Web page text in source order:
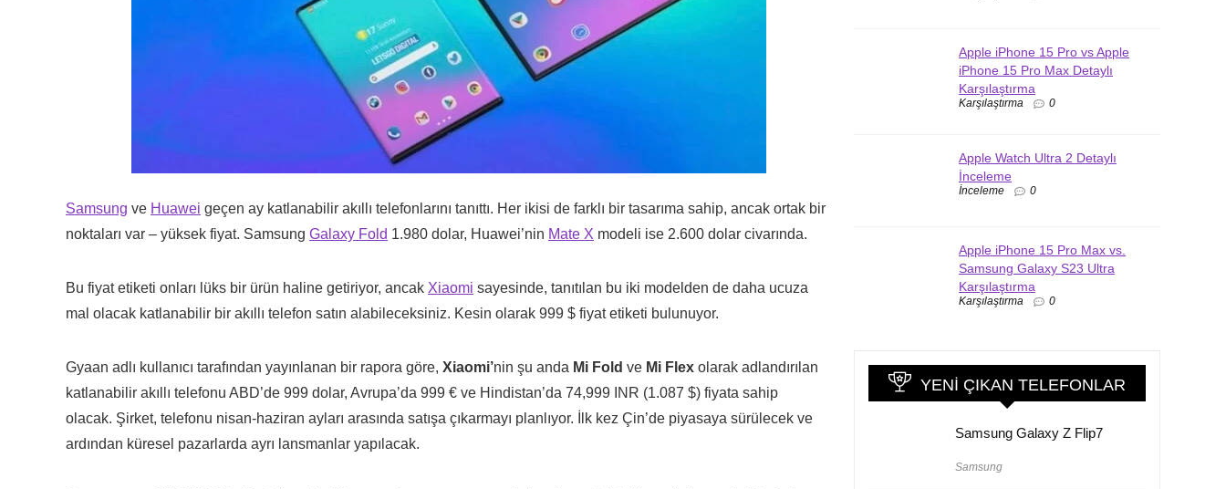
Samsung ve Huawei geçen ay katlanabilir akıllı telefonlarını tanıttı. Her ikisi de farklı bir tasarıma sahip, ancak ortak bir
noktaları var – yüksek fiyat. Samsung Galaxy Fold 1.980 dolar, Huawei’nin Mate X modeli ise 2.600 dolar civarında.
Bu fiyat etiketi onları lüks bir ürün haline getiriyor, ancak Xiaomi sayesinde, tanıtılan bu iki modelden de daha ucuza
mal olacak katlanabilir bir akıllı telefon satın alabileceksiniz. Kesin olarak 999 $ fiyat etiketi bulunuyor.
Gyaan adlı kullanıcı tarafından yayınlanan bir rapora göre, Xiaomi’nin şu anda Mi Fold ve Mi Flex olarak adlandırılan
katlanabilir akıllı telefonu ABD’de 999 dolar, Avrupa’da 999 € ve Hindistan’da 74,999 INR (1.087 $) fiyata sahip
olacak. Şirket, telefonu nisan-haziran ayları arasında satışa çıkarmayı planlıyor. İlk kez Çin’de piyasaya sürülecek ve
ardından küresel pazarlarda ayrı lansmanlar yapılacak.
Apple iPhone 15 Pro vs Apple
iPhone 15 Pro Max Detaylı
Karşılaştırma
Karşılaştırma 0
Apple Watch Ultra 2 Detaylı
İnceleme
İnceleme 0
Apple iPhone 15 Pro Max vs.
Samsung Galaxy S23 Ultra
Karşılaştırma
Karşılaştırma 0
YENI ÇIKAN TELEFONLAR
Samsung Galaxy Z Flip7
Samsung